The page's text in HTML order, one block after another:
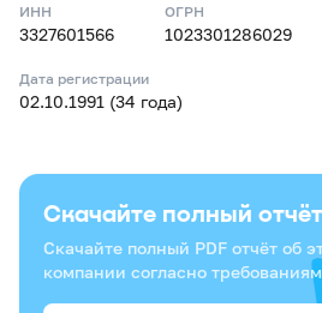
ИНН
3327601566
ОГРН
1023301286029
Дата регистрации
02.10.1991 (34 года)
Скачайте полный отчёт
Скачайте полный PDF отчёт об
компании согласно